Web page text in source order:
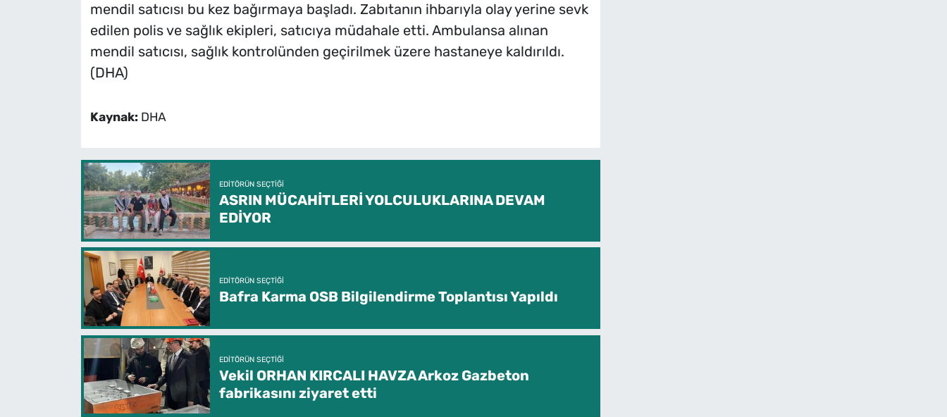
mendil satıcısı bu kez bağırmaya başladı. Zabıtanın ihbarıyla olay yerine sevk
edilen polis ve sağlık ekipleri, satıcıya müdahale etti. Ambulansa alınan
mendil satıcısı, sağlık kontrolünden geçirilmek üzere hastaneye kaldırıldı.
(DHA)
Kaynak: DHA
EDITÖRÜN SEÇTIĞI
ASRIN MÜCAHİTLERİ YOLCULUKLARINA DEVAM
EDİYOR
EDITÖRÜN SEÇTIĞI
Bafra Karma OSB Bilgilendirme Toplantısı Yapıldı
EDITÖRÜN SEÇTIĞI
Vekil ORHAN KIRCALI HAVZA Arkoz Gazbeton
fabrikasını ziyaret etti